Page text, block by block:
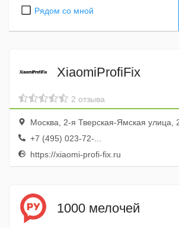
Рядом со мной
XiaomiProfiFix
2 отзыва
Москва, 2-я Тверская-Ямская улица,
+7 (495) 023-72-...
https://xiaomi-profi-fix.ru
1000 мелочей